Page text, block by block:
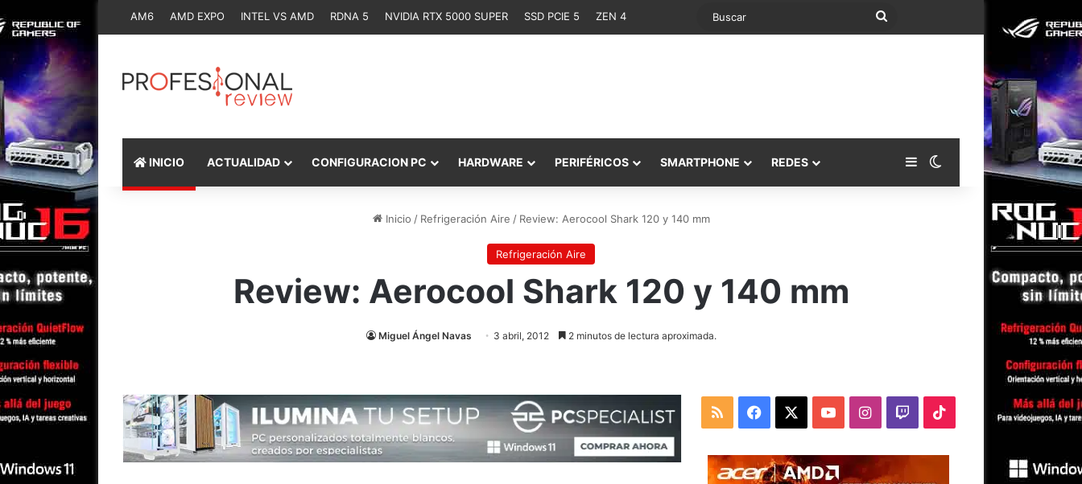
AM6 AMD EXPO INTEL VS AMD RDNA 5 NVIDIA RTX 5000 SUPER SSD PCIE 5 ZEN 4 Buscar
INICIO ACTUALIDAD CONFIGURACION PC HARDWARE PERIFÉRICOS SMARTPHONE REDES Barra lateral
Switch skin
Inicio / Refrigeración Aire / Review: Aerocool Shark 120 y 140 mm
Refrigeración Aire
Review: Aerocool Shark 120 y 140 mm
Miguel Ángel Navas 3 abril, 2012 2 minutos de lectura aproximada.
RSS Facebook YouTubeInstagram
TwitchTikTok